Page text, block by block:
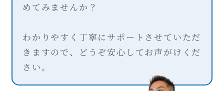
めてみませんか？
わかりやすく丁寧にサポートさせていただ
きますので、どうぞ安心してお声がけくだ
さい。